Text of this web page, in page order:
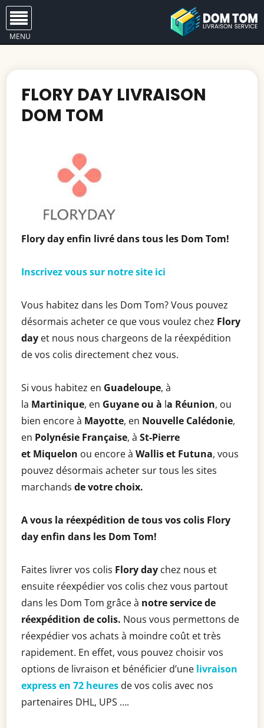
MENU
FLORY DAY LIVRAISON
DOM TOM
Flory day enfin livré dans tous les Dom Tom!
Inscrivez vous sur notre site ici
Vous habitez dans les Dom Tom? Vous pouvez
désormais acheter ce que vous voulez chez Flory
day et nous nous chargeons de la réexpédition
de vos colis directement chez vous.
Si vous habitez en Guadeloupe, à
la Martinique, en Guyane ou à la Réunion, ou
bien encore à Mayotte, en Nouvelle Calédonie,
en Polynésie Française, àSt-Pierre
et Miquelon ou encore àWallis et Futuna, vous
pouvez désormais acheter sur tous les sites
marchands de votre choix.
A vous la réexpédition de tous vos colis Flory
day enfin dans les Dom Tom!
Faites livrer vos colis Flory day chez nous et
ensuite réexpédier vos colis chez vous partout
dans les Dom Tom grâce à notre service de
réexpédition de colis. Nous vous permettons de
réexpédier vos achats à moindre coût et très
rapidement. En effet, vous pouvez choisir vos
options de livraison et bénéficier d’une livraison
express en 72 heures de vos colis avec nos
partenaires DHL, UPS ….